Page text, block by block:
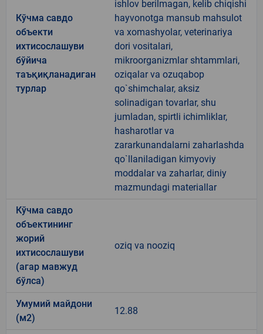
Кўчма савдо
объекти
ихтисослашуви
бўйича
таъқиқланадиган
турлар
ishlov berilmagan, kelib chiqishi
hayvonotga mansub mahsulot
va xomashyolar, veterinariya
dori vositalari,
mikroorganizmlar shtammlari,
oziqalar va ozuqabop
qo`shimchalar, aksiz
solinadigan tovarlar, shu
jumladan, spirtli ichimliklar,
hasharotlar va
zararkunandalarni zaharlashda
qo`llaniladigan kimyoviy
moddalar va zaharlar, diniy
mazmundagi materiallar
Кўчма савдо
объектининг
жорий
ихтисослашуви
(агар мавжуд
бўлса)
oziq va nooziq
Умумий майдони
(м2)
12.88